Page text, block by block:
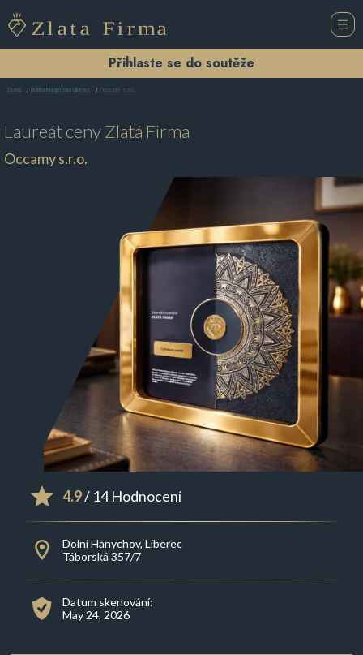
Přihlaste se do soutěže
Domů Reklamní agentura Liberec Occamy s.r.o.
Laureát cenyZlatá Firma
Occamy s.r.o.
4.9/ 14 Hodnocení
Dolní Hanychov, Liberec
Táborská 357/7
Datum skenování:
May 24, 2026